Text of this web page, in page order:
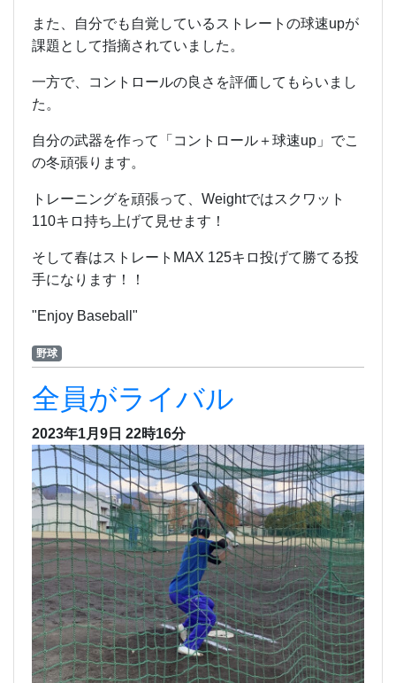
また、自分でも自覚しているストレートの球速upが
課題として指摘されていました。
一方で、コントロールの良さを評価してもらいまし
た。
自分の武器を作って「コントロール＋球速up」でこ
の冬頑張ります。
トレーニングを頑張って、Weightではスクワット
110キロ持ち上げて見せます！
そして春はストレートMAX 125キロ投げて勝てる投
手になります！！
"Enjoy Baseball"
野球
全員がライバル
2023年1月9日 22時16分